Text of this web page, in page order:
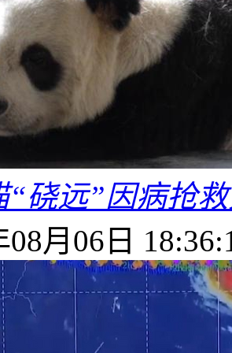
“硗远”因病抢
08月06日